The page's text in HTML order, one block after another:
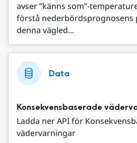
avser ”känns som”-
förstå nederbördsprognosens
denna vägled...
Data
Konsekvensbaserade
Ladda ner API för
vädervarningar